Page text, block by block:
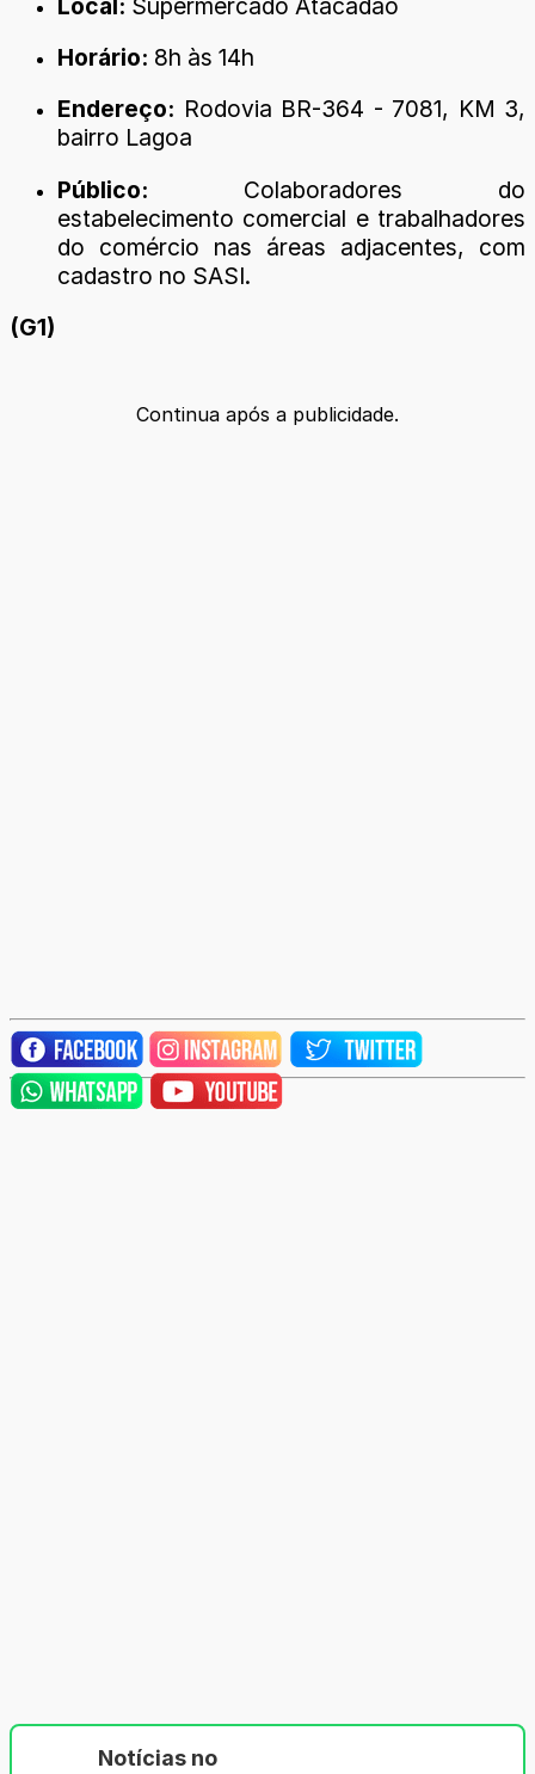
Local: Supermercado Atacadão
Horário: 8h às 14h
Endereço: Rodovia BR-364 - 7081, KM 3,
bairro Lagoa
Público: Colaboradores do
estabelecimento comercial e trabalhadores
do comércio nas áreas adjacentes, com
cadastro no SASI.
(G1)
Continua após a publicidade.
Notícias no